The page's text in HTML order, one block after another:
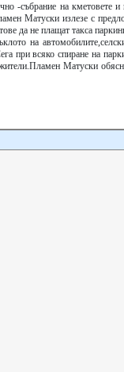
-събрание на кметовете
Матуски излезе с
да не плащат такса
на
при всяко спиране на
Матуски